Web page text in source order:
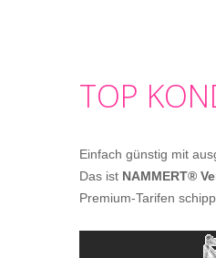
TOP
Einfach günstig mit
Das ist NAMMERT®
Premium-Tarifen